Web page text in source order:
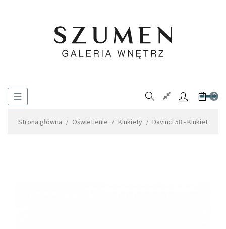
Toggle
☰ 0
Strona główna Oświetlenie Kinkiety Davinci 58 - Kinkiet